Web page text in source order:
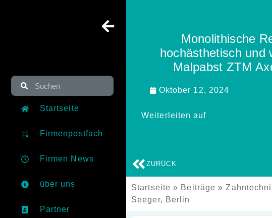
Startseite
Firmenpostfach
Firmen News
über uns
Partner
Monolithische
hochästhetisch und
Malpabst ZTM
Oktober 12, 2024
Weiterleiten auf
ZURÜCK
Startseite » Beiträge »
Seeger, Berlin